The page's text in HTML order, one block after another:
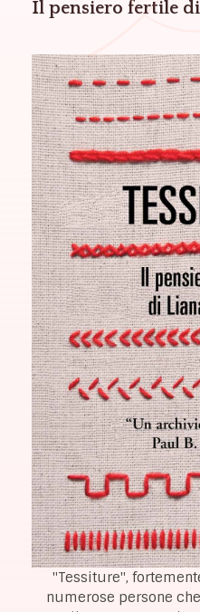
Il pensiero fertile
"Tessiture",
numerose persone